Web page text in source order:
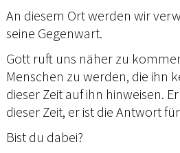
An diesem Ort werden wir
seine Gegenwart.
Gott ruft uns näher zu
Menschen zu werden, die ihn
dieser Zeit auf ihn hinweisen.
dieser Zeit, er ist die Antwort
Bist du dabei?